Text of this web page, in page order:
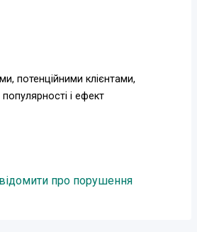
потенційними клієнтами,
і ефект
про порушення